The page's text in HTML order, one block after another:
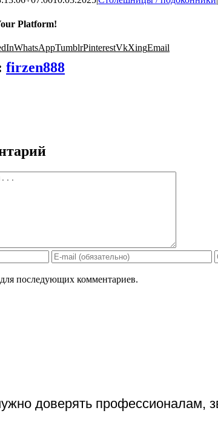
Platform!
WhatsAppTumblrPinterestVkXingEmail
firzen888
последующих комментариев.
доверять профессионалам,